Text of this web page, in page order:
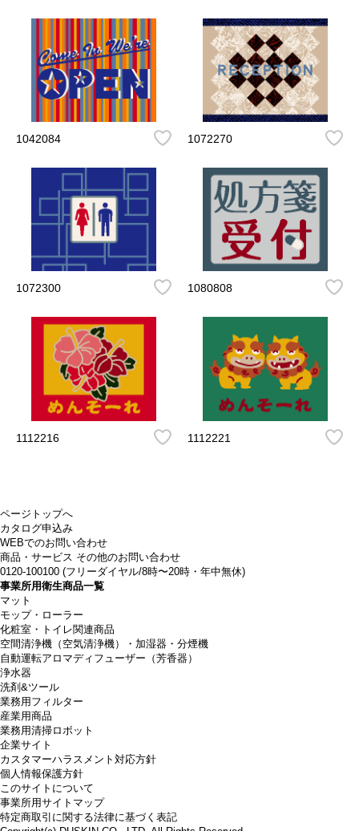
1042084 1072270
1072300 1080808
1112216 1112221
ページトップへ
カタログ申込み
WEBでのお問い合わせ
商品・サービス その他のお問い合わせ
0120-100100 (フリーダイヤル/8時〜20時・年中無休)
事業所用衛生商品一覧
マット
モップ・ローラー
化粧室・トイレ関連商品
空間清浄機（空気清浄機）・加湿器・分煙機
自動運転アロマディフューザー（芳香器）
浄水器
洗剤&ツール
業務用フィルター
産業用商品
業務用清掃ロボット
企業サイト
カスタマーハラスメント対応方針
個人情報保護方針
このサイトについて
事業所用サイトマップ
特定商取引に関する法律に基づく表記